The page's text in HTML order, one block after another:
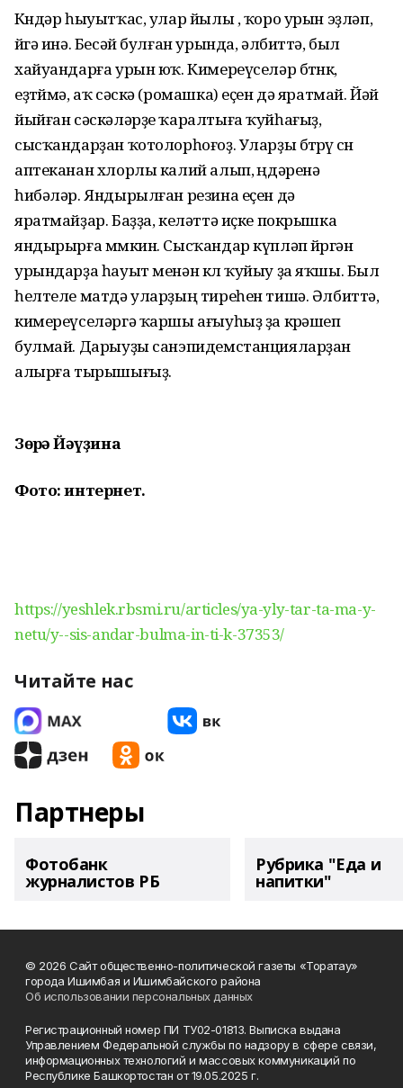
Көндәр һыуытҡас, улар йылы , ҡоро урын эҙләп,
өйгә инә. Бесәй булған урында, әлбиттә, был
хайуандарға урын юҡ. Кимереүселәр бөтнөк,
еҙтөймә, аҡ сәскә (ромашка) еҫен дә яратмай. Йәй
йыйған сәскәләрҙе ҡаралтыға ҡуйһағыҙ,
сысҡандарҙан ҡотолорһоғоҙ. Уларҙы бөтөрөү өсөн
аптеканан хлорлы калий алып, өңдәренә
һибәләр. Яндырылған резина еҫен дә
яратмайҙар. Баҙҙа, келәттә иҫке покрышка
яндырырға мөмкин. Сысҡандар күпләп йөрөгән
урындарҙа һауыт менән көл ҡуйыу ҙа яҡшы. Был
һелтеле матдә уларҙың тиреһен тишә. Әлбиттә,
кимереүселәргә ҡаршы ағыуһыҙ ҙа көрәшеп
булмай. Дарыуҙы санэпидемстанцияларҙан
алырға тырышығыҙ.
Зөһрә Йәһүҙина
Фото: интернет.
https://yeshlek.rbsmi.ru/articles/ya-yly-tar-ta-ma-y-
netu/y--sis-andar-bulma-in-ti-k-37353/
Читайте нас
Партнеры
Фотобанк
журналистов РБ
Рубрика "Еда и
напитки"
© 2026 Сайт общественно-политической газеты «Торатау»
города Ишимбая и Ишимбайского района
Об использовании персональных данных
Регистрационный номер ПИ ТУ02-01813. Выписка выдана
Управлением Федеральной службы по надзору в сфере связи,
информационных технологий и массовых коммуникаций по
Республике Башкортостан от 19.05.2025 г.